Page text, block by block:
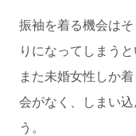
振袖を着る機会は
りになってしまう
また未婚女性しか
会がなく、しまい
う。